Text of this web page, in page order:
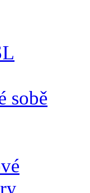
sobě